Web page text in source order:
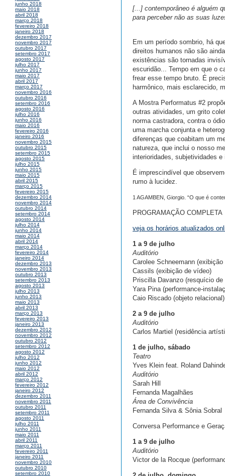
junho 2018
maio 2018
abril 2018
março 2018
fevereiro 2018
janeiro 2018
dezembro 2017
novembro 2017
outubro 2017
setembro 2017
agosto 2017
julho 2017
junho 2017
maio 2017
abril 2017
março 2017
novembro 2016
outubro 2016
setembro 2016
agosto 2016
julho 2016
junho 2016
maio 2016
fevereiro 2016
janeiro 2016
novembro 2015
outubro 2015
setembro 2015
agosto 2015
julho 2015
junho 2015
maio 2015
abril 2015
março 2015
fevereiro 2015
dezembro 2014
novembro 2014
outubro 2014
setembro 2014
agosto 2014
julho 2014
junho 2014
maio 2014
abril 2014
março 2014
fevereiro 2014
janeiro 2014
dezembro 2013
novembro 2013
outubro 2013
setembro 2013
agosto 2013
julho 2013
junho 2013
maio 2013
abril 2013
março 2013
fevereiro 2013
janeiro 2013
dezembro 2012
novembro 2012
outubro 2012
setembro 2012
agosto 2012
julho 2012
junho 2012
maio 2012
abril 2012
março 2012
fevereiro 2012
janeiro 2012
dezembro 2011
novembro 2011
outubro 2011
setembro 2011
agosto 2011
julho 2011
junho 2011
maio 2011
abril 2011
março 2011
fevereiro 2011
janeiro 2011
novembro 2010
outubro 2010
setembro 2010
[...] contemporâneo é alguém
para perceber não as suas
Em um período sombrio, há
direitos humanos não são
existências são tornadas
escuridão... Tempo em que o
frear esse tempo bruto. É
harmônico, mais esclarecido,
A Mostra Performatus #2
outras atividades, um grito
norma castradora, contra o
uma marcha conjunta e
diferenças que coabitam um
natureza, que inclui o nosso
interioridades, subjetividades e
É imprescindível que
rumo à lucidez.
1 AGAMBEN, Giorgio. “O que é
PROGRAMAÇÃO COMPLETA
veja os horários atualizados
1 a 9 de julho
Auditório
Carolee Schneemann
Cassils (exibição de vídeo)
Priscilla Davanzo (resquício
Yara Pina (performance-
Caio Riscado (objeto relacional)
2 a 9 de julho
Auditório
Carlos Martiel (residência
1 de julho, sábado
Teatro
Yves Klein feat. Roland
Auditório
Sarah Hill
Fernanda Magalhães
Área de Convivência
Fernanda Silva & Sônia Sobral
Conversa Performance e
1 a 9 de julho
Auditório
Victor de la Rocque